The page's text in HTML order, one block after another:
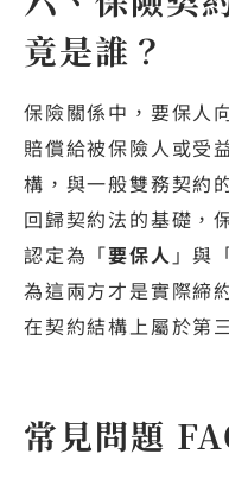
竟是誰？
保險關係中，要保人
賠償給被保險人或受
構，與一般雙務契約
回歸契約法的基礎，
認定為「要保人 」與
為這兩方才是實際締
在契約結構上屬於第
常見問題